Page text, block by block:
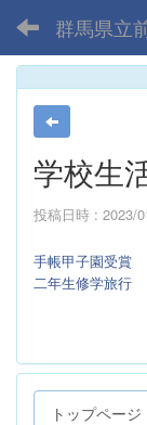
群馬県立
学校生
投稿日時 : 2023/
手帳甲子園受賞
二年生修学旅行
トップページ